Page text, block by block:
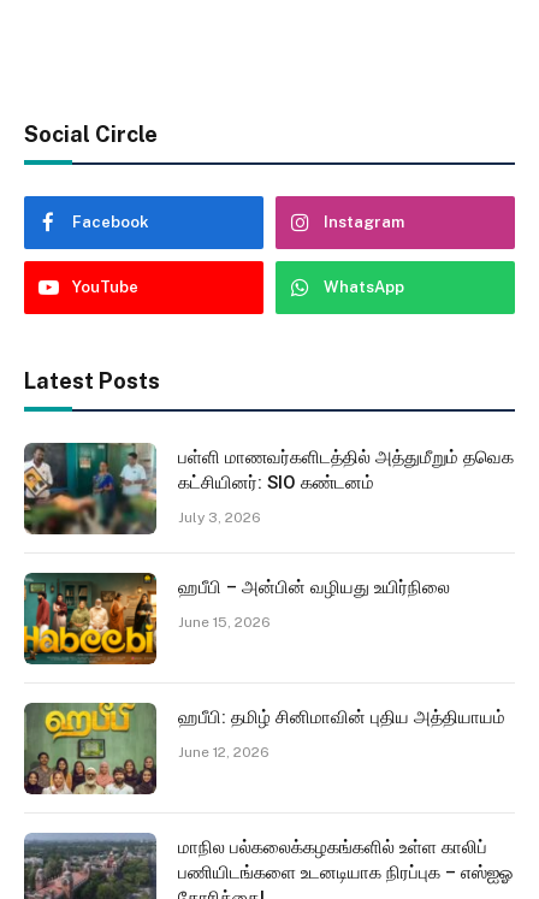
Social Circle
Facebook Instagram
YouTube WhatsApp
Latest Posts
பள்ளி மாணவர்களிடத்தில் அத்துமீறும் தவெக
கட்சியினர்: SIO கண்டனம்
July 3, 2026
ஹபீபி – அன்பின் வழியது உயிர்நிலை
June 15, 2026
ஹபீபி: தமிழ் சினிமாவின் புதிய அத்தியாயம்
June 12, 2026
மாநில பல்கலைக்கழகங்களில் உள்ள காலிப்
பணியிடங்களை உடனடியாக நிரப்புக – எஸ்ஐஓ